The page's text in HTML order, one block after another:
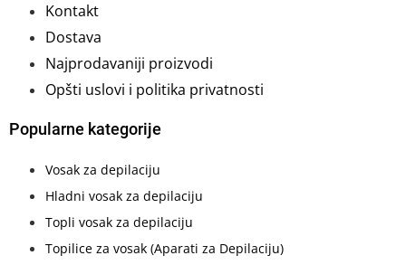
Kontakt
Dostava
Najprodavaniji proizvodi
Opšti uslovi i politika privatnosti
Popularne kategorije
Vosak za depilaciju
Hladni vosak za depilaciju
Topli vosak za depilaciju
Topilice za vosak (Aparati za Depilaciju)